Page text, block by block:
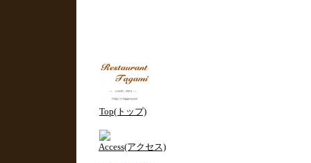
Top(トップ)
Access(アクセス)